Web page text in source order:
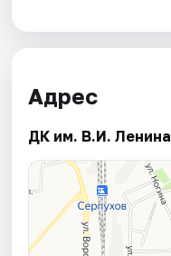
Адрес
ДК им. В.И. Ленина